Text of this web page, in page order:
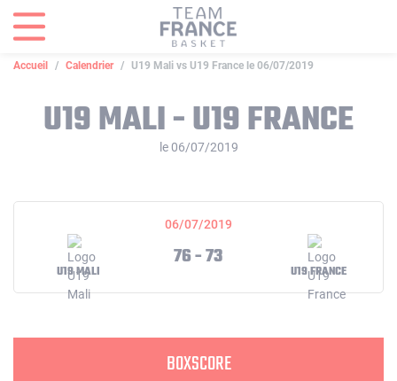
Accueil Calendrier U19 Mali vs U19 France le 06/07/2019
U19 MALI - U19 FRANCE
le 06/07/2019
06/07/2019
U19 MALI
76 - 73
U19 FRANCE
BOXSCORE
Panneau de gestion des cookies